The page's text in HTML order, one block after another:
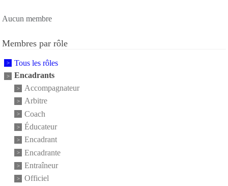
Aucun membre
Membres par rôle
Tous les rôles
Encadrants
Accompagnateur
Arbitre
Coach
Éducateur
Encadrant
Encadrante
Entraîneur
Officiel